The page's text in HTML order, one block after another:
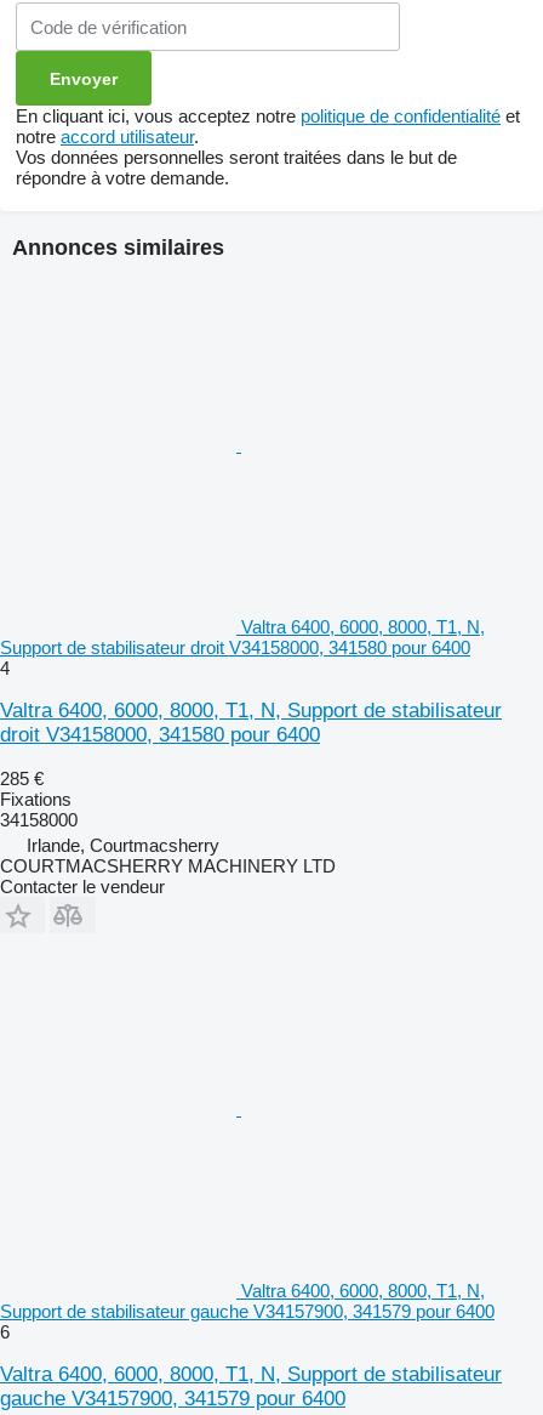
En cliquant ici, vous acceptez notre politique de confidentialité et
notre accord utilisateur.
Vos données personnelles seront traitées dans le but de
répondre à votre demande.
Annonces similaires
Valtra 6400, 6000, 8000, T1, N,
Support de stabilisateur droit V34158000, 341580 pour 6400
4
Valtra 6400, 6000, 8000, T1, N, Support de stabilisateur
droit V34158000, 341580 pour 6400
285 €
Fixations
34158000
Irlande, Courtmacsherry
COURTMACSHERRY MACHINERY LTD
Contacter le vendeur
Valtra 6400, 6000, 8000, T1, N,
Support de stabilisateur gauche V34157900, 341579 pour 6400
6
Valtra 6400, 6000, 8000, T1, N, Support de stabilisateur
gauche V34157900, 341579 pour 6400